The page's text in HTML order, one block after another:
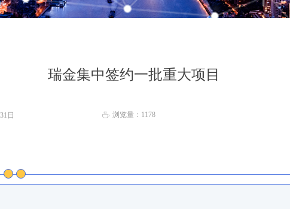
瑞金集中签约一批重大项目
日 ꄘ 浏览量： 1178